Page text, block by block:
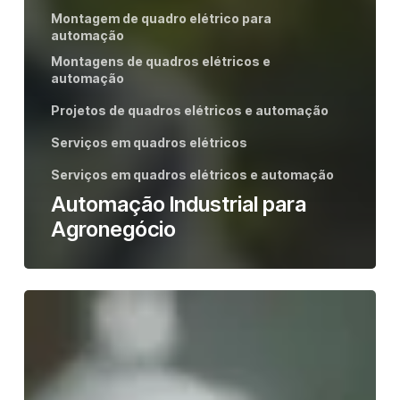
Montagem de quadro elétrico para
automação
Montagens de quadros elétricos e
automação
Projetos de quadros elétricos e automação
Serviços em quadros elétricos
Serviços em quadros elétricos e automação
Automação Industrial para
Agronegócio
Montagem
Quadros
de